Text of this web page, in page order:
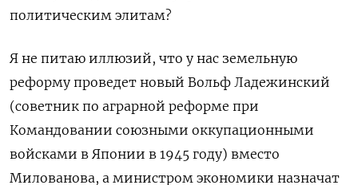
политическим элитам?
Я не питаю иллюзий, что у нас земельную
реформу проведет новый Вольф Ладежинский
(советник по аграрной реформе при
Командовании союзными оккупационными
войсками в Японии в 1945 году) вместо
Милованова, а министром экономики назначат